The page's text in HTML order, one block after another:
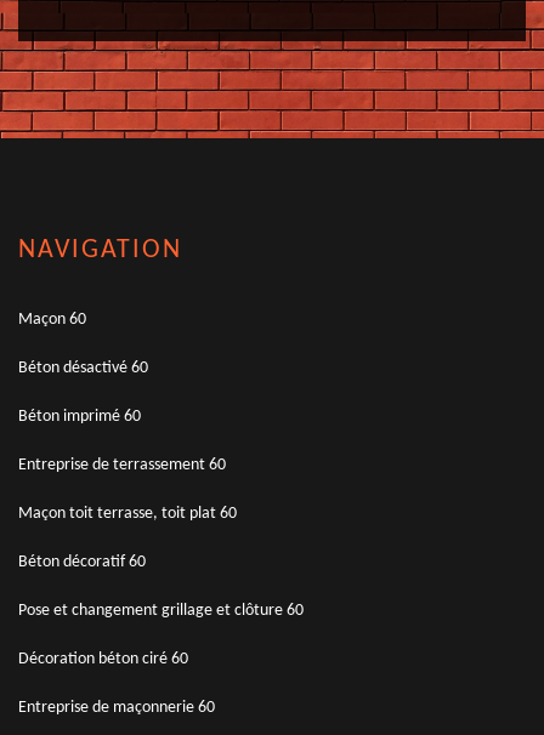
NAVIGATION
Maçon 60
Béton désactivé 60
Béton imprimé 60
Entreprise de terrassement 60
Maçon toit terrasse, toit plat 60
Béton décoratif 60
Pose et changement grillage et clôture 60
Décoration béton ciré 60
Entreprise de maçonnerie 60